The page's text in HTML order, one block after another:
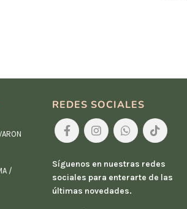
/
REDES SOCIALES
Síguenos en nuestras redes
sociales para enterarte de las
últimas novedades.